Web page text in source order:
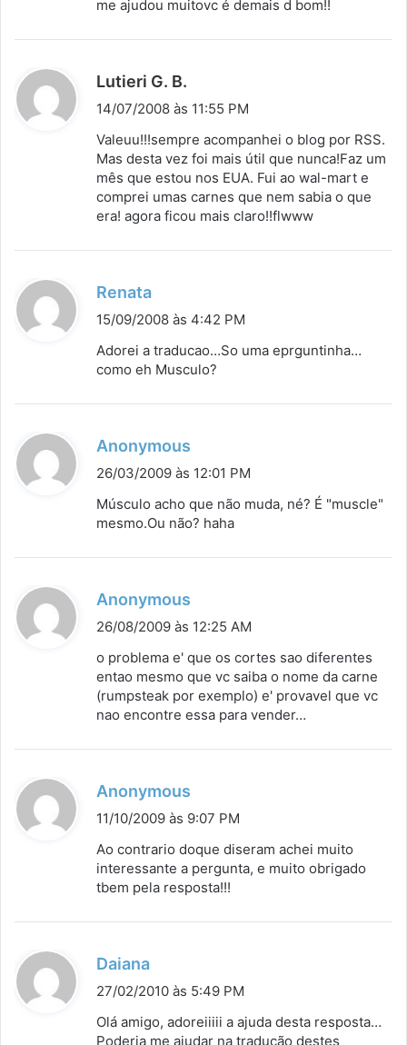
e
me ajudou muitovc é demais d bom!!
Lutieri G. B.
s
e
14/07/2008 às 11:55 PM
Valeuu!!!sempre acompanhei o blog por RSS.
Mas desta vez foi mais útil que nunca!Faz um
mês que estou nos EUA. Fui ao wal-mart e
comprei umas carnes que nem sabia o que
era! agora ficou mais claro!!flwww
Renata
i
s
15/09/2008 às 4:42 PM
Adorei a traducao…So uma eprguntinha…
como eh Musculo?
Anonymous
s
26/03/2009 às 12:01 PM
Músculo acho que não muda, né? É "muscle"
mesmo.Ou não? haha
Anonymous
i
s
e
:
26/08/2009 às 12:25 AM
o problema e' que os cortes sao diferentes
entao mesmo que vc saiba o nome da carne
(rumpsteak por exemplo) e' provavel que vc
nao encontre essa para vender…
Anonymous
i
s
e
11/10/2009 às 9:07 PM
Ao contrario doque diseram achei muito
interessante a pergunta, e muito obrigado
tbem pela resposta!!!
Daiana
i
s
27/02/2010 às 5:49 PM
Olá amigo, adoreiiiii a ajuda desta resposta…
Poderia me ajudar na tradução destes